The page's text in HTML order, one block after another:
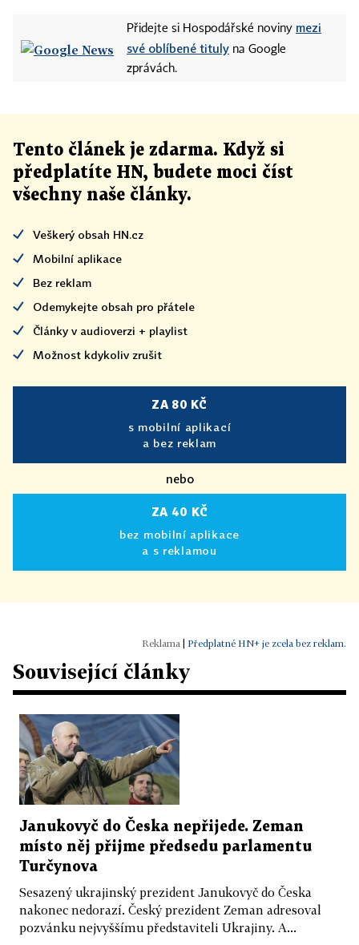
Přidejte si Hospodářské noviny mezi
své oblíbené tituly na Google
zprávách.
Tento článek je zdarma. Když si
předplatíte HN, budete moci číst
všechny naše články.
Veškerý obsah HN.cz
Mobilní aplikace
Bez reklam
Odemykejte obsah pro přátele
Články v audioverzi + playlist
Možnost kdykoliv zrušit
ZA 80 KČ
s mobilní aplikací
a bez reklam
nebo
ZA 40 KČ
bez mobilní aplikace
a s reklamou
Předplatné HN+ je zcela bez reklam.
Související články
Janukovyč do Česka nepřijede. Zeman
místo něj přijme předsedu parlamentu
Turčynova
Sesazený ukrajinský prezident Janukovyč do Česka
nakonec nedorazí. Český prezident Zeman adresoval
pozvánku nejvyššímu představiteli Ukrajiny. A...